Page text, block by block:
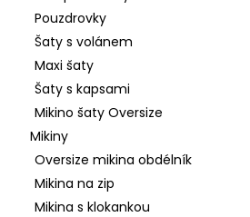
Pouzdrovky
Šaty s volánem
Maxi šaty
Šaty s kapsami
Mikino šaty Oversize
Mikiny
Oversize mikina obdélník
Mikina na zip
Mikina s klokankou
2 799 Kč